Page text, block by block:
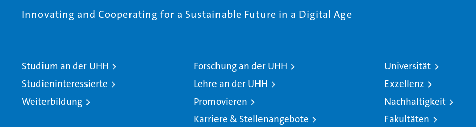
Innovating and Cooperating for a Sustainable Future in a Digital Age
Studium an der UHH
Studieninteressierte
Weiterbildung
Forschung an der UHH
Lehre an der UHH
Promovieren
Karriere & Stellenangebote
Universität
Exzellenz
Nachhaltigkeit
Fakultäten